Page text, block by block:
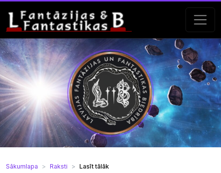
Sākumlapa Raksti Lasīt tālāk